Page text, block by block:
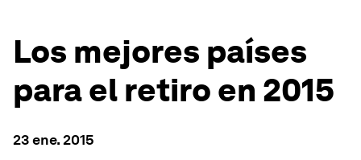
Los mejores países
para el retiro en 2015
23 ene. 2015